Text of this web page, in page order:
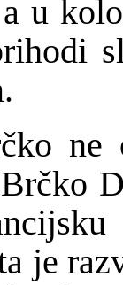
u
čko ne
čko
je